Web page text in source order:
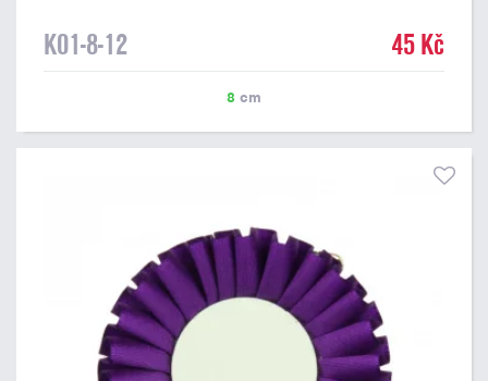
K01-8-12 45 Kč
8 cm